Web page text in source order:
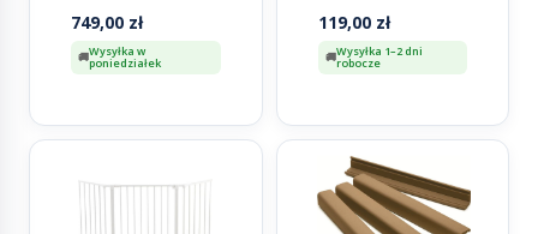
749,00 zł
Wysyłka w
poniedziałek
119,00 zł
Wysyłka 1–2 dni
robocze